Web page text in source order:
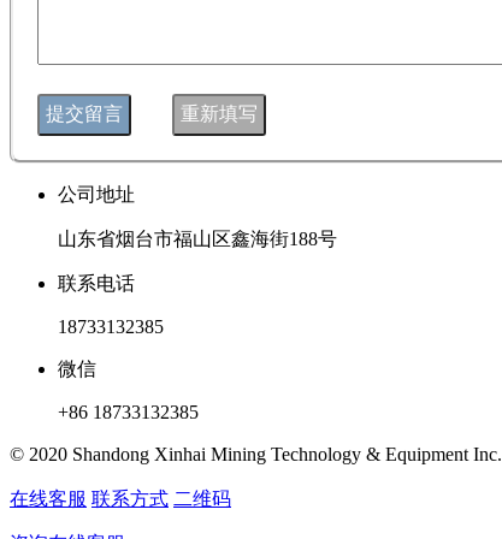
公司地址
山东省烟台市福山区鑫海街188号
联系电话
18733132385
微信
+86 18733132385
© 2020 Shandong Xinhai Mining Technology & Equipment Inc.
在线客服 联系方式 二维码